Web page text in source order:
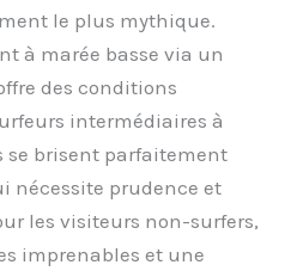
le plus mythique.
à marée basse via un
des conditions
intermédiaires à
se brisent parfaitement
nécessite prudence et
les visiteurs non-surfers,
imprenables et une